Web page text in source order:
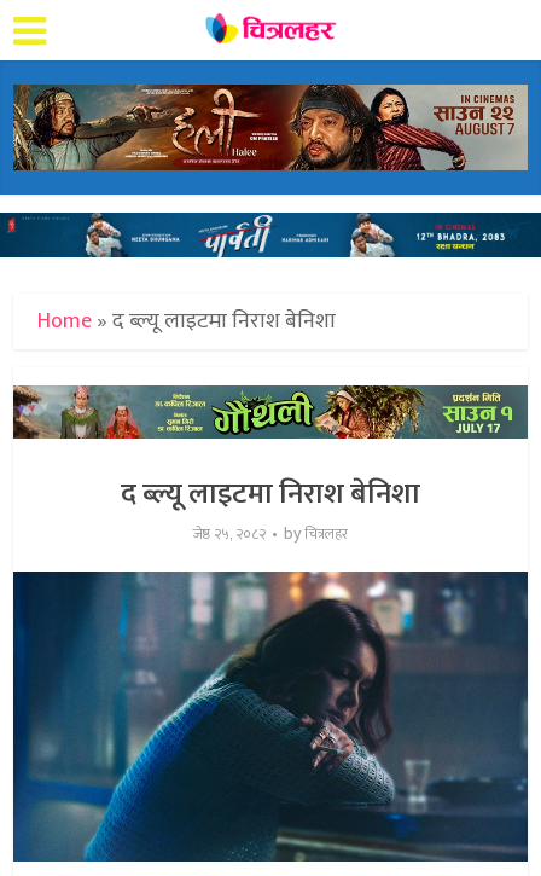
Home»द ब्ल्यू लाइटमा निराश बेनिशा
द ब्ल्यू लाइटमा निराश बेनिशा
जेष्ठ २५, २०८२ byचित्रलहर